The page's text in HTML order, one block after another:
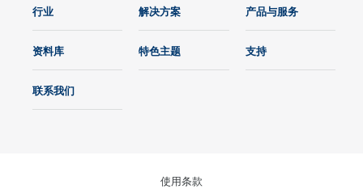
横河电机为市政用水和工业用水市场提供广泛的水
控制应用支持。
行业 解决方案 产品与服务
资料库 特色主题 支持
联系我们
使用条款